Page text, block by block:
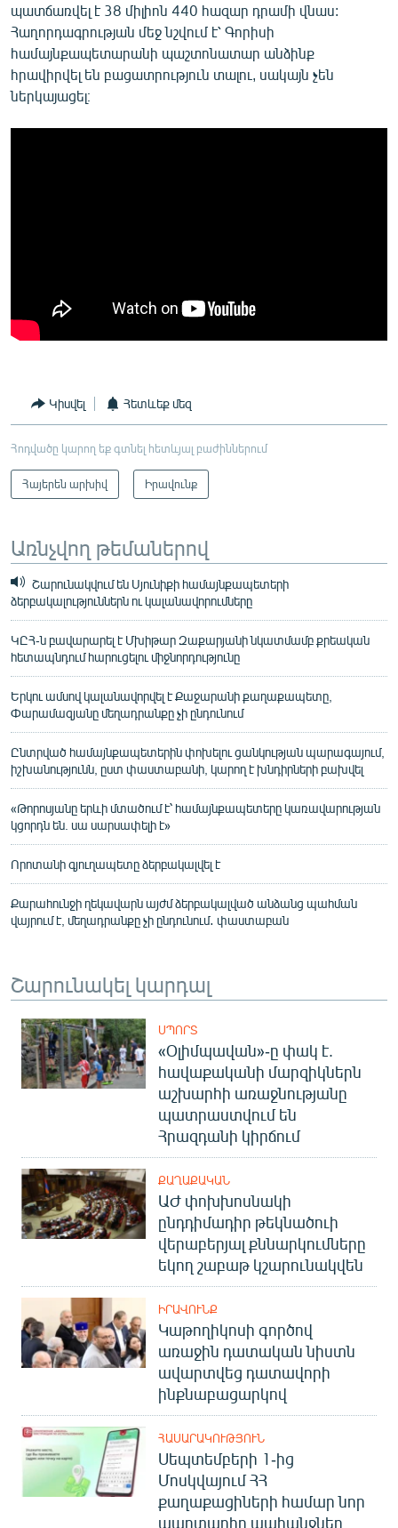
պատճառվել է 38 միլիոն 440 հազար դրամի վնաս:
Հաղորդագրության մեջ նշվում է՝ Գորիսի
համայնքապետարանի պաշտոնատար անձինք
հրավիրվել են բացատրություն տալու, սակայն չեն
ներկայացել։
Կիսվել Հետևեք մեզ
Հոդվածը կարող եք գտնել հետևյալ բաժիններում
Հայերեն արխիվ Իրավունք
Առնչվող թեմաներով
Շարունակվում են Սյունիքի համայնքապետերի
ձերբակալություններն ու կալանավորումները
ԿԸՀ-ն բավարարել է Մխիթար Զաքարյանի նկատմամբ քրեական
հետապնդում հարուցելու միջնորդությունը
Երկու ամսով կալանավորվել է Քաջարանի քաղաքապետը,
Փարամազյանը մեղադրանքը չի ընդունում
Ընտրված համայնքապետերին փոխելու ցանկության պարագայում,
իշխանությունն, ըստ փաստաբանի, կարող է խնդիրների բախվել
«Թորոսյանը երևի մտածում է՝ համայնքապետերը կառավարության
կցորդն են. սա սարսափելի է»
Որոտանի գյուղապետը ձերբակալվել է
Քարահունջի ղեկավարն այժմ ձերբակալված անձանց պահման
վայրում է, մեղադրանքը չի ընդունում․ փաստաբան
Շարունակել կարդալ
ՍՊՈՐՏ
«Օլիմպավան»-ը փակ է.
հավաքականի մարզիկներն
աշխարհի առաջնությանը
պատրաստվում են
Հրազդանի կիրճում
ՔԱՂԱՔԱԿԱՆ
ԱԺ փոխխոսնակի
ընդդիմադիր թեկնածուի
վերաբերյալ քննարկումները
եկող շաբաթ կշարունակվեն
ԻՐԱՎՈՒՆՔ
Կաթողիկոսի գործով
առաջին դատական նիստն
ավարտվեց դատավորի
ինքնաբացարկով
ՀԱՍԱՐԱԿՈՒԹՅՈՒՆ
Սեպտեմբերի 1-ից
Մոսկվայում ՀՀ
քաղաքացիների համար նոր
պարտադիր պահանջներ